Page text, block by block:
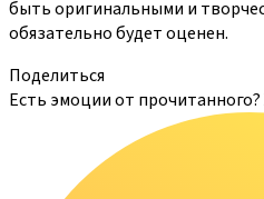
быть оригинальными и
обязательно будет оценен.
Поделиться
Есть эмоции от